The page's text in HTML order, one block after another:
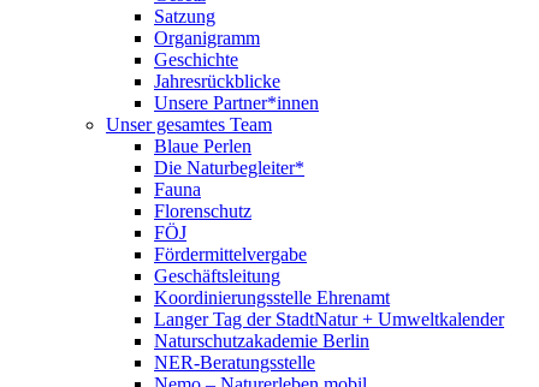
Satzung
Organigramm
Geschichte
Jahresrückblicke
Unsere Partner*innen
Unser gesamtes Team
Blaue Perlen
Die Naturbegleiter*
Fauna
Florenschutz
FÖJ
Fördermittelvergabe
Geschäftsleitung
Koordinierungsstelle Ehrenamt
Langer Tag der StadtNatur + Umweltkalender
Naturschutzakademie Berlin
NER-Beratungsstelle